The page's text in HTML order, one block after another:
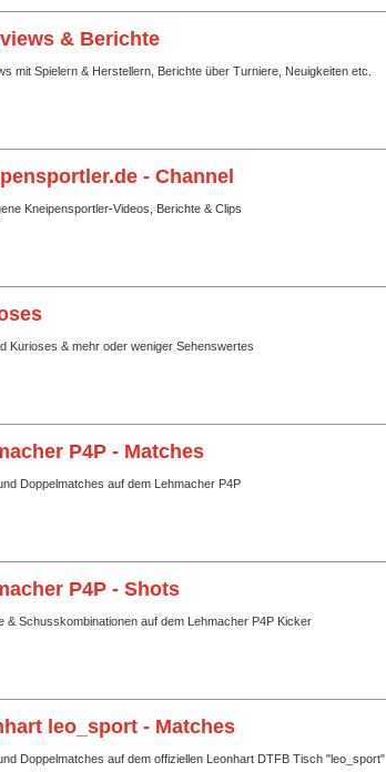
& Berichte
mit Spielern & Herstellern, Berichte über Turniere, Neuigkeiten etc.
- Channel
Kneipensportler-Videos, Berichte & Clips
Kurioses & mehr oder weniger Sehenswertes
P4P - Matches
Doppelmatches auf dem Lehmacher P4P
P4P - Shots
& Schusskombinationen auf dem Lehmacher P4P Kicker
leo_sport - Matches
Doppelmatches auf dem offiziellen Leonhart DTFB Tisch "leo_sport"